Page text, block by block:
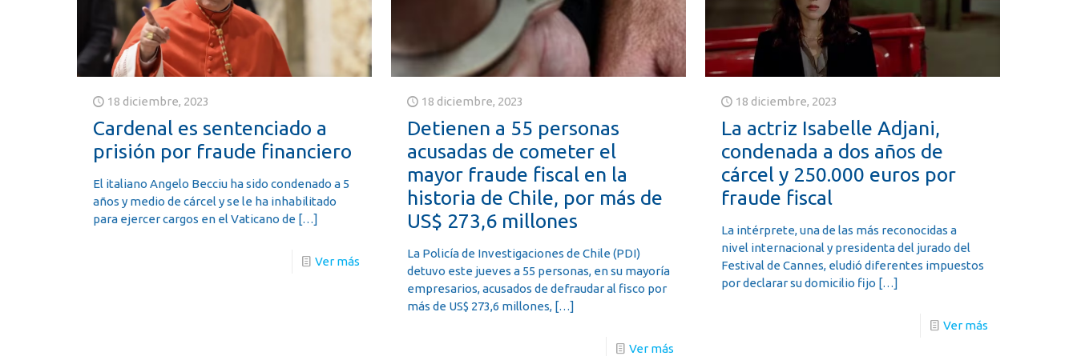
18 diciembre, 2023
Cardenal es sentenciado a
prisión por fraude financiero
El italiano Angelo Becciu ha sido condenado a 5
años y medio de cárcel y se le ha inhabilitado
para ejercer cargos en el Vaticano de[…]
Ver más
18 diciembre, 2023
Detienen a 55 personas
acusadas de cometer el
mayor fraude fiscal en la
historia de Chile, por más de
US$ 273,6 millones
La Policía de Investigaciones de Chile (PDI)
detuvo este jueves a 55 personas, en su mayoría
empresarios, acusados de defraudar al fisco por
más de US$ 273,6 millones,[…]
Ver más
18 diciembre, 2023
La actriz Isabelle Adjani,
condenada a dos años de
cárcel y 250.000 euros por
fraude fiscal
La intérprete, una de las más reconocidas a
nivel internacional y presidenta del jurado del
Festival de Cannes, eludió diferentes impuestos
por declarar su domicilio fijo […]
Ver más